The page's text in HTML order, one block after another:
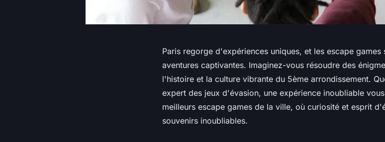
Paris regorge d'expériences uniques, et les escape
aventures captivantes. Imaginez-vous résoudre des
l'histoire et la culture vibrante du 5ème arrondissement.
expert des jeux d'évasion, une expérience inoubliable
meilleurs escape games de la ville, où curiosité et esprit
souvenirs inoubliables.